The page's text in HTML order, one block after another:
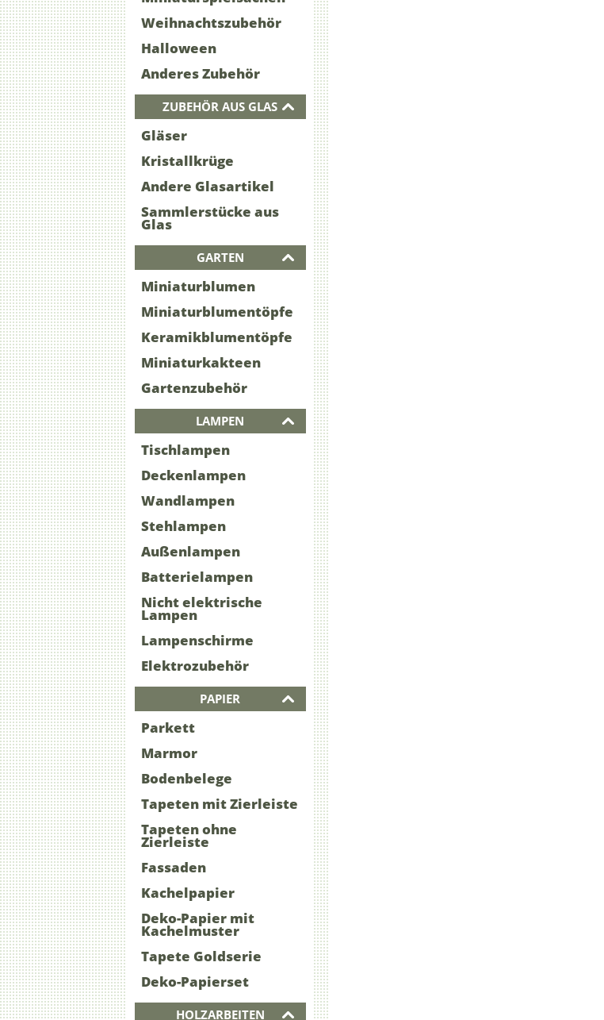
Weihnachtszubehör
Halloween
Anderes Zubehör
ZUBEHÖR AUS GLAS
Gläser
Kristallkrüge
Andere Glasartikel
Sammlerstücke aus
Glas
GARTEN
Miniaturblumen
Miniaturblumentöpfe
Keramikblumentöpfe
Miniaturkakteen
Gartenzubehör
LAMPEN
Tischlampen
Deckenlampen
Wandlampen
Stehlampen
Außenlampen
Batterielampen
Nicht elektrische
Lampen
Lampenschirme
Elektrozubehör
PAPIER
Parkett
Marmor
Bodenbelege
Tapeten mit Zierleiste
Tapeten ohne
Zierleiste
Fassaden
Kachelpapier
Deko-Papier mit
Kachelmuster
Tapete Goldserie
Deko-Papierset
HOLZARBEITEN